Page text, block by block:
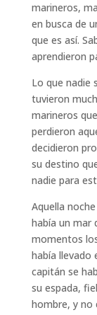
marineros,
en busca de
que es así.
aprendieron
Lo que nadie
tuvieron
marineros
perdieron
decidieron
su destino
nadie para
Aquella
había un mar
momentos
había llevado
capitán se
su espada,
hombre, y no